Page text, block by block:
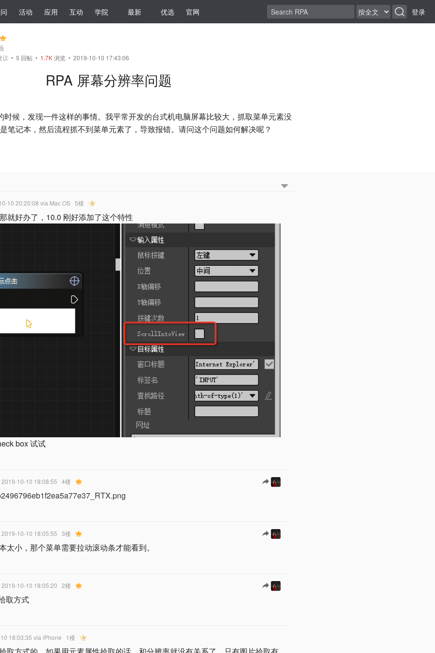
活动 应用 互动 学院 最新 优选 官网 登录
议 • 5 回帖 • 1.7K浏览 • 2019-10-10 17:43:06
RPA 屏幕分辨率问题
时候，发现一件这样的事情。我平常开发的台式机电脑屏幕比较大，抓取菜单元素没
笔记本，然后流程抓不到菜单元素了，导致报错。请问这个问题如何解决呢？
10 20:20:08 via Mac OS 5楼
就好办了，10.0 刚好添加了这个特性
box 试试
2019-10-10 18:08:55 4楼
2019-10-10 18:05:55 3楼
太小，那个菜单需要拉动滚动条才能看到。
2019-10-10 18:05:20 2楼
取方式
18:03:35 via iPhone 1楼